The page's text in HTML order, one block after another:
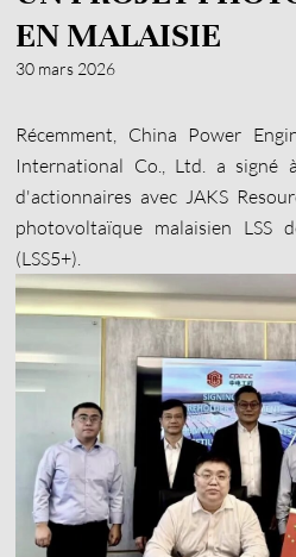
EN MALAISIE
30 mars 2026
Récemment, China Power
International Co., Ltd. a signé
d'actionnaires avec JAKS
photovoltaïque malaisien LSS
(LSS5+).